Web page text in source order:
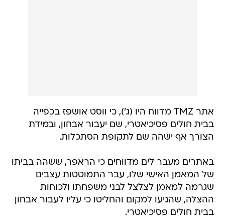
אתר TMZ מדווח היו (ג'), כי ווסט אושפז בכפייה
בבית חולים פסיכיאטרי, שם יעבור אבחון, ובמידת
הצורך אף ישהה שם לתקופת הסתכלות.
באתרים מעבר לים מדווחים כי הראפר, ששהה בביתו
של המאמן האישי שלו, עבר התמוטטות עצבים
שגרמה למאמן לצלצל לבני משפחתו ולכוחות
ההצלה, שהגיעו למקום והחליטו כי עליו לעבור אבחון
בבית חולים פסיכיאטרי.